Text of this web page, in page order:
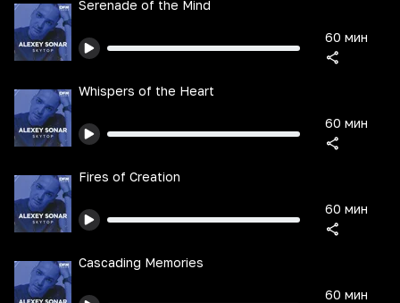
Serenade of the Mind
60 мин
Whispers of the Heart
60 мин
Fires of Creation
60 мин
Cascading Memories
60 мин